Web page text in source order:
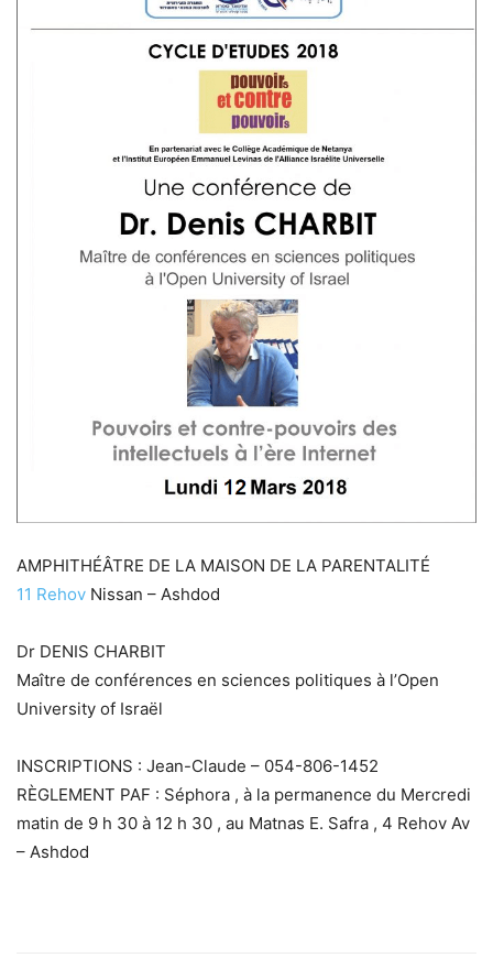
AMPHITHÉÂTRE DE LA MAISON DE LA PARENTALITÉ
11 Rehov Nissan – Ashdod
Dr DENIS CHARBIT
Maître de conférences en sciences politiques à l’Open
University of Israël
INSCRIPTIONS : Jean-Claude – 054-806-1452
RÈGLEMENT PAF : Séphora , à la permanence du Mercredi
matin de 9 h 30 à 12 h 30 , au Matnas E. Safra , 4 Rehov Av
– Ashdod